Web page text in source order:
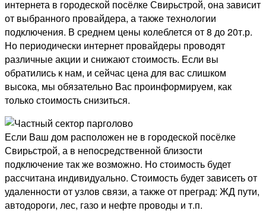
интернета в городеской посёлке Свирьстрой, она зависит
от выбранного провайдера, а также технологии
подключения. В среднем цены колеблется от 8 до 20т.р.
Но периодически интернет провайдеры проводят
различные акции и снижают стоимость. Если вы
обратились к нам, и сейчас цена для вас слишком
высока, мы обязательно Вас проинформируем, как
только стоимость снизиться.
Если Ваш дом расположен не в городеской посёлке
Свирьстрой, а в непосредственной близости
подключение так же возможно. Но стоимость будет
рассчитана индивидуально. Стоимость будет зависеть от
удаленности от узлов связи, а также от преград: ЖД пути,
автодороги, лес, газо и нефте проводы и т.п.